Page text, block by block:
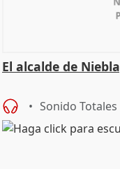
El alcalde de
Sonido Totales